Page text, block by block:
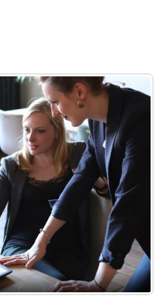
Je Regnskabsservice